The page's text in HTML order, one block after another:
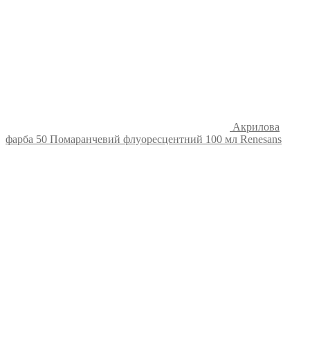
Акрилова
фарба 50 Помаранчевий флуоресцентний 100 мл Renesans